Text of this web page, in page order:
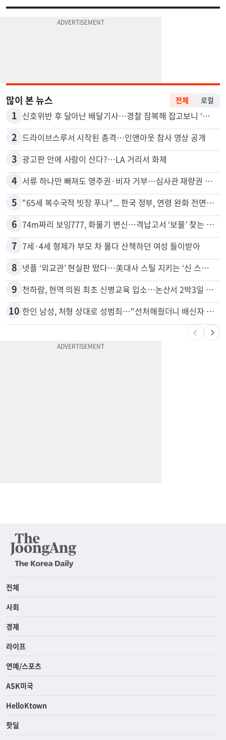
많이 본 뉴스 전체 로컬
1 신호위반 후 달아난 배달기사…경찰 잠복해 잡고보니 ‘반전’
2 드라이브스루서 시작된 총격…인앤아웃 참사 영상 공개
3 광고판 안에 사람이 산다?…LA 거리서 화제
4 서류 하나만 빠져도 영주권·비자 거부…심사관 재량권 대폭 확대
5 "65세 복수국적 빗장 푸나"... 한국 정부, 연령 완화 전면 추진
6 74m짜리 보잉777, 화물기 변신…격납고서 ‘보물’ 찾는 인천공항
7 7세·4세 형제가 부모 차 몰다 산책하던 여성 들이받아
8 넷플 ‘외교관’ 현실판 떴다…美대사 스틸 지키는 ‘신 스틸러’
9 천하람, 현역 의원 최초 신병교육 입소…논산서 2박3일 생활
10 한인 남성, 처형 상대로 성범죄…"선처해줬더니 배신자 취급"
전체
사회
경제
라이프
연예/스포츠
ASK미국
HelloKtown
핫딜